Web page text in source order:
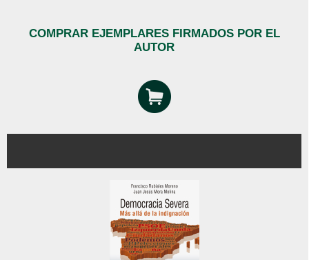
COMPRAR EJEMPLARES FIRMADOS POR EL
AUTOR